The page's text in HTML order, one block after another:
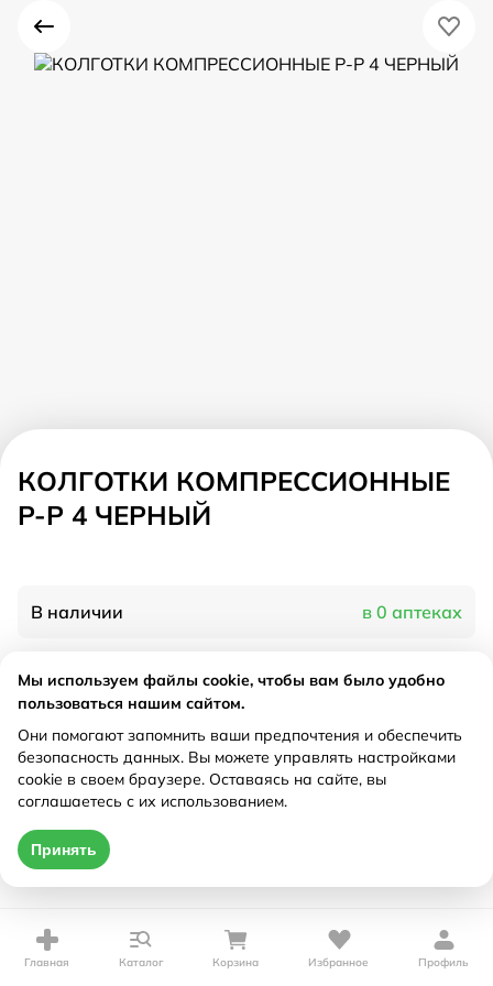
КОЛГОТКИ КОМПРЕССИОННЫЕ
Р-Р 4 ЧЕРНЫЙ
В наличии в 0 аптеках
Характеристики
Рецепт Не требуется
Цена действительна только при оформлении онлайн
Главная Каталог Корзина Избранное Профиль
Мы используем файлы cookie, чтобы вам было удобно
пользоваться нашим сайтом.
Они помогают запомнить ваши предпочтения и обеспечить
безопасность данных. Вы можете управлять настройками
cookie в своем браузере. Оставаясь на сайте, вы
соглашаетесь с их использованием.
Принять